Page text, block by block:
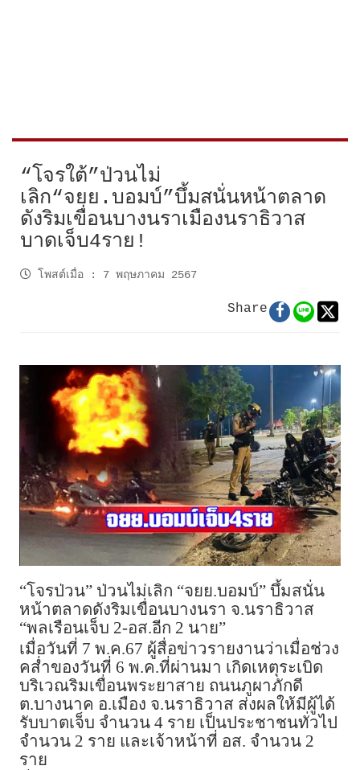
“โจรใต้”ป่วนไม่
เลิก“จยย.บอมบ์”บึ้มสนั่นหน้าตลาด
ดังริมเขื่อนบางนราเมืองนราธิวาส
บาดเจ็บ4ราย!
โพสต์เมื่อ : 7 พฤษภาคม 2567
Share
“โจรป่วน” ป่วนไม่เลิก “จยย.บอมบ์” บึ้มสนั่น
หน้าตลาดดังริมเขื่อนบางนรา จ.นราธิวาส
“พลเรือนเจ็บ 2-อส.อีก 2 นาย”
เมื่อวันที่ 7 พ.ค.67 ผู้สื่อข่าวรายงานว่าเมื่อช่วง
คส่ำของวันที่ 6 พ.ค.ที่ผ่านมา เกิดเหตุระเบิด
บริเวณริมเขื่อนพระยาสาย ถนนภูผาภักดี
ต.บางนาค อ.เมือง จ.นราธิวาส ส่งผลให้มีผู้ได้
รับบาตเจ็บ จำนวน 4 ราย เป็นประชาชนทั่วไป
จำนวน 2 ราย และเจ้าหน้าที่ อส. จำนวน 2
ราย